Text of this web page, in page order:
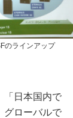
のラインアップ
「日本国内で
グローバルで